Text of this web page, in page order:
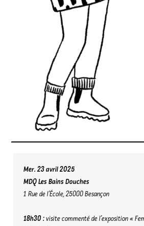
Mer. 23 avril 2025
MDQ Les Bains Douches
1 Rue de l’École, 25000 Besançon
18h30 :visite commenté de l’exposition «